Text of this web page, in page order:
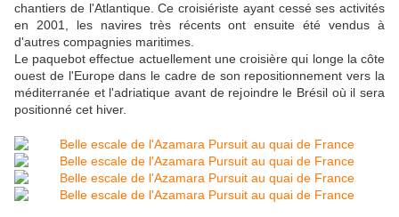
chantiers de l'Atlantique. Ce croisiériste ayant cessé ses activités
en 2001, les navires très récents ont ensuite été vendus à
d'autres compagnies maritimes.
Le paquebot effectue actuellement une croisière qui longe la côte
ouest de l'Europe dans le cadre de son repositionnement vers la
méditerranée et l'adriatique avant de rejoindre le Brésil où il sera
positionné cet hiver.